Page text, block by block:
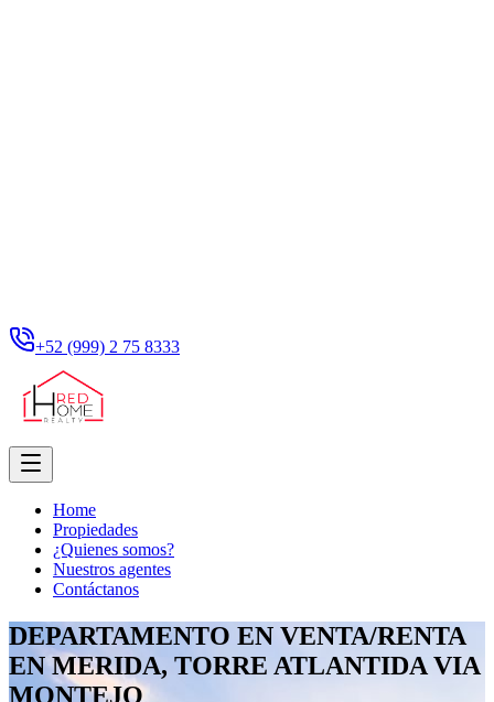
+52 (999) 2 75 8333
Home
Propiedades
¿Quienes somos?
Nuestros agentes
Contáctanos
DEPARTAMENTO EN VENTA/RENTA
EN MERIDA, TORRE ATLANTIDA VIA
MONTEJO